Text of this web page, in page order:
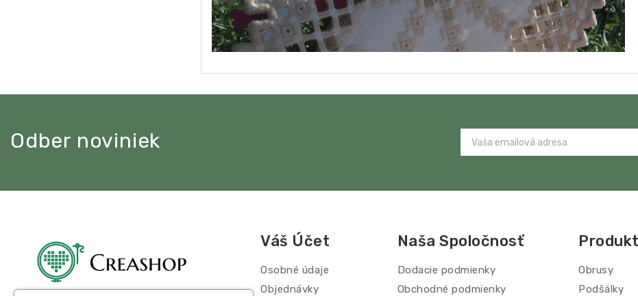
Odber noviniek
Váš Účet
Osobné údaje
Objednávky
Naša Spoločnosť
Dodacie podmienky
Obchodné podmienky
Obrusy
Podšálky